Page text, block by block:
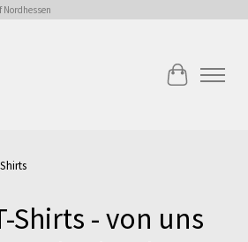
Ihr
Shirts - von uns